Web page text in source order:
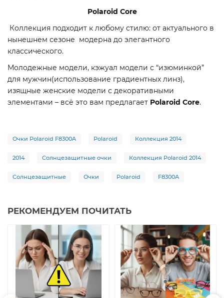
Polaroid Core
Коллекция подходит к любому стилю: от актуального в
нынешнем сезоне модерна до элегантного
классического.
Молодежные модели, кэжуал модели с “изюминкой”
для мужчин(использование градиентных линз),
изящные женские модели с декоративными
элементами – всё это вам предлагает Polaroid Core.
Очки Polaroid F8300A Polaroid Коллекция 2014
2014 Солнцезащитные очки Коллекция Polaroid 2014
Солнцезащитные Очки Polaroid F8300A
РЕКОМЕНДУЕМ ПОЧИТАТЬ